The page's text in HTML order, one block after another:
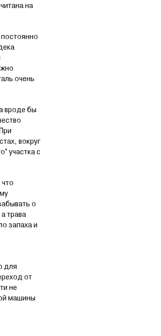
на
очень
вроде бы
вокруг
участка с
о
трава
запаха и
для
от
не
машины